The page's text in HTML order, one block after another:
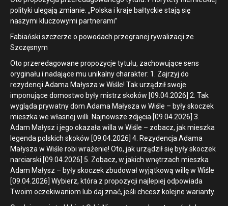
polityki ulegają zmianie. „Polska i kraje bałtyckie stają się
naszymi kluczowymi partnerami”
Fabiański szczerze o powodach przegranej rywalizacji ze
Szczęsnym
Oto przeredagowane propozycje tytułu, zachowujące sens
oryginału i nadające mu unikalny charakter: 1. Zajrzyj do
rezydencji Adama Małysza w Wiśle! Tak urządził swoje
imponujące domostwo były mistrz skoków [09.04.2026] 2. Tak
wygląda prywatny dom Adama Małysza w Wiśle – były skoczek
mieszka we własnej willi. Najnowsze zdjęcia [09.04.2026] 3.
Adam Małysz i jego okazała willa w Wiśle – zobacz, jak mieszka
legenda polskich skoków [09.04.2026] 4. Rezydencja Adama
Małysza w Wiśle robi wrażenie! Oto, jak urządził się były skoczek
narciarski [09.04.2026] 5. Zobacz, w jakich wnętrzach mieszka
Adam Małysz – były skoczek zbudował wyjątkową willę w Wiśle
[09.04.2026] Wybierz, która z propozycji najlepiej odpowiada
Twoim oczekiwaniom lub daj znać, jeśli chcesz kolejne warianty.